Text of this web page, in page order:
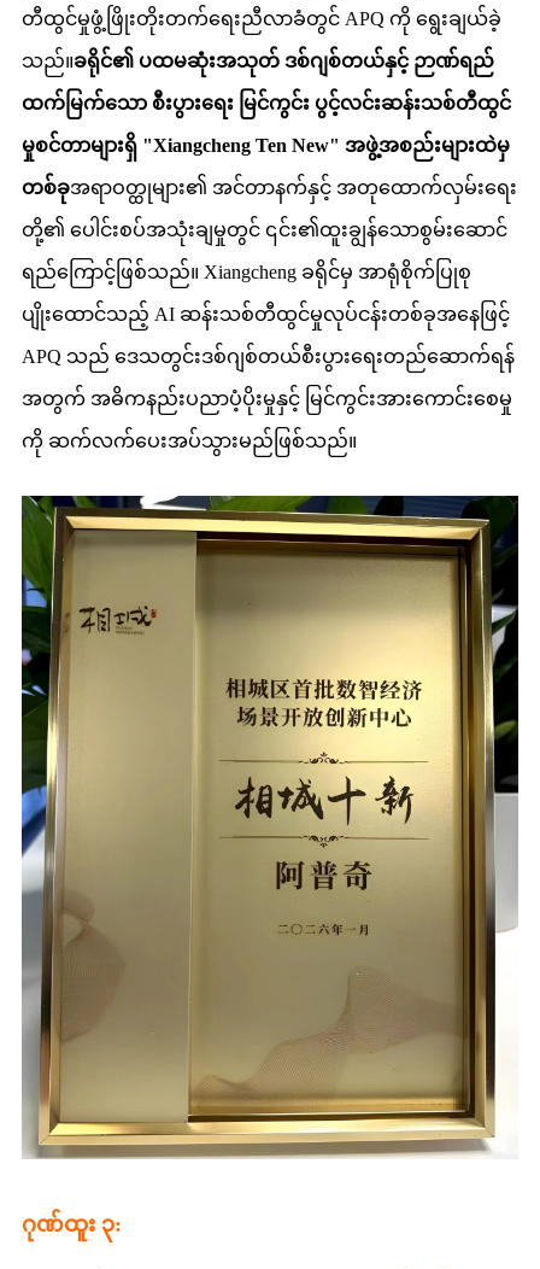
တီထွင်မှုဖွံ့ဖြိုးတိုးတက်ရေးညီလာခံတွင် APQ ကို ရွေးချယ်ခဲ့
သည်။ခရိုင်၏ ပထမဆုံးအသုတ် ဒစ်ဂျစ်တယ်နှင့် ဉာဏ်ရည်
ထက်မြက်သော စီးပွားရေး မြင်ကွင်း ပွင့်လင်းဆန်းသစ်တီထွင်
မှုစင်တာများရှိ "Xiangcheng Ten New" အဖွဲ့အစည်းများထဲမှ
တစ်ခုအရာဝတ္ထုများ၏ အင်တာနက်နှင့် အတုထောက်လှမ်းရေး
တို့၏ ပေါင်းစပ်အသုံးချမှုတွင် ၎င်း၏ထူးချွန်သောစွမ်းဆောင်
ရည်ကြောင့်ဖြစ်သည်။ Xiangcheng ခရိုင်မှ အာရုံစိုက်ပြုစု
ပျိုးထောင်သည့် AI ဆန်းသစ်တီထွင်မှုလုပ်ငန်းတစ်ခုအနေဖြင့်
APQ သည် ဒေသတွင်းဒစ်ဂျစ်တယ်စီးပွားရေးတည်ဆောက်ရန်
အတွက် အဓိကနည်းပညာပံ့ပိုးမှုနှင့် မြင်ကွင်းအားကောင်းစေမှု
ကို ဆက်လက်ပေးအပ်သွားမည်ဖြစ်သည်။
ဂုဏ်ထူး ၃: